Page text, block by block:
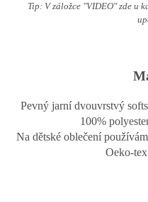
Tip: V záložce "VIDEO" zde u
Pevný jarní dvouvrstvý
100%
Na dětské oblečení
Oeko-